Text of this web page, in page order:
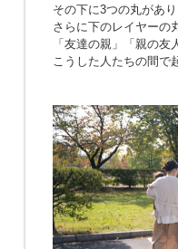
その下に3つの丸があ
さらに下のレイヤーの
「友達の親」「親の友
こうした人たちの間で